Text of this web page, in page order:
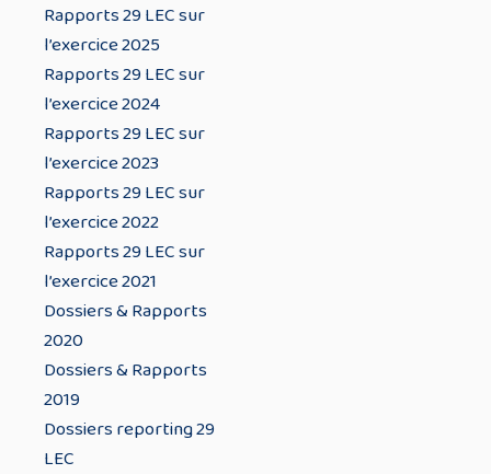
Rapports 29 LEC sur
l’exercice 2025
Rapports 29 LEC sur
l’exercice 2024
Rapports 29 LEC sur
l’exercice 2023
Rapports 29 LEC sur
l’exercice 2022
Rapports 29 LEC sur
l’exercice 2021
Dossiers & Rapports
2020
Dossiers & Rapports
2019
Dossiers reporting 29
LEC